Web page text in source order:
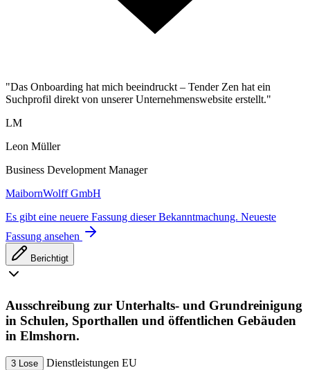
"Das Onboarding hat mich beeindruckt – Tender Zen hat ein
Suchprofil direkt von unserer Unternehmenswebsite erstellt."
LM
Leon Müller
Business Development Manager
MaibornWolff GmbH
Es gibt eine neuere Fassung dieser Bekanntmachung. Neueste
Fassung ansehen
Berichtigt
Ausschreibung zur Unterhalts- und Grundreinigung
in Schulen, Sporthallen und öffentlichen Gebäuden
in Elmshorn.
3 Lose Dienstleistungen EU